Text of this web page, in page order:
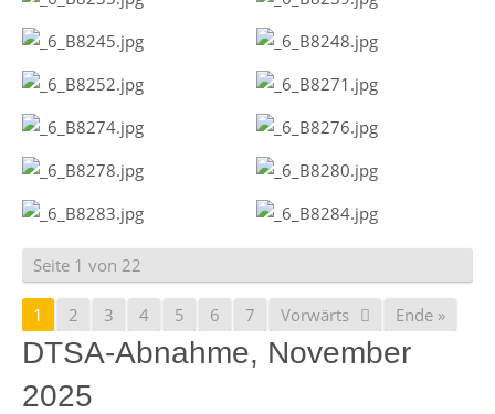
Seite 1 von 22
1 2 3 4 5 6 7 Vorwärts Ende »
DTSA-Abnahme, November
2025